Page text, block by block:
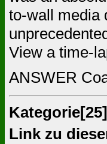
to-wall media
View a time-
ANSWER
Link zu